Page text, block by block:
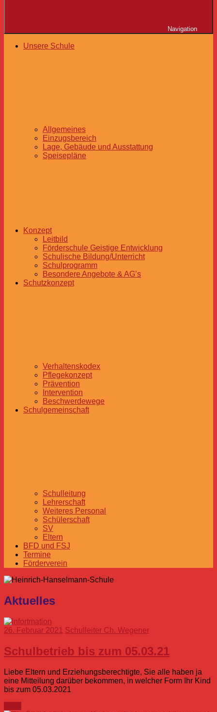
Navigation
Unsere Schule
Allgemeines
Einzugsbereich
Lage, Gebäude und Ausstattung
Speisepläne
Konzept
Leitbild
Förderschule Geistige Entwicklung
Schulische Bildung/Unterricht
Schulprogramm
Besondere Angebote & AG’s
Schutzkonzept
Verhaltenskodex
Pflegekonzept
Prävention
Intervention
Beschwerdewege
Schulgemeinschaft
Schulleitung
Lehrerschaft
Weiteres Personal
Schülerschaft
SV
Eltern
BFD und FSJ
Termine
Förderverein
Aktuelles
26. Februar 2021 Schulleiter Ch. Wegener
Schulbetrieb bis zum 05.03.21
Liebe Eltern und Erziehungsberechtigte, Sie alle haben ja
eine Mitteilung darüber bekommen, in welcher Form Ihr Kind
bis zum 05.03.2021